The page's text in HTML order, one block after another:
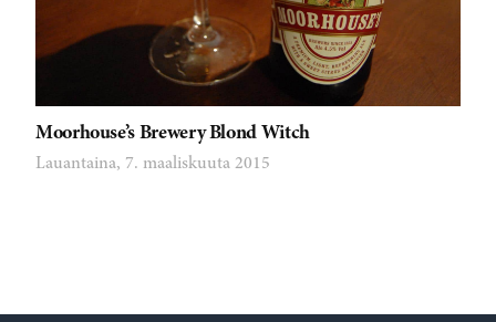
Moorhouse’s Brewery Blond Witch
Lauantaina, 7. maaliskuuta 2015